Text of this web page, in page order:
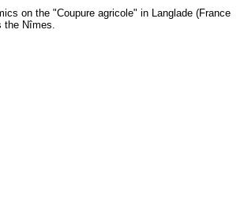
on the "Coupure agricole" in Langlade (France
the Nîmes.